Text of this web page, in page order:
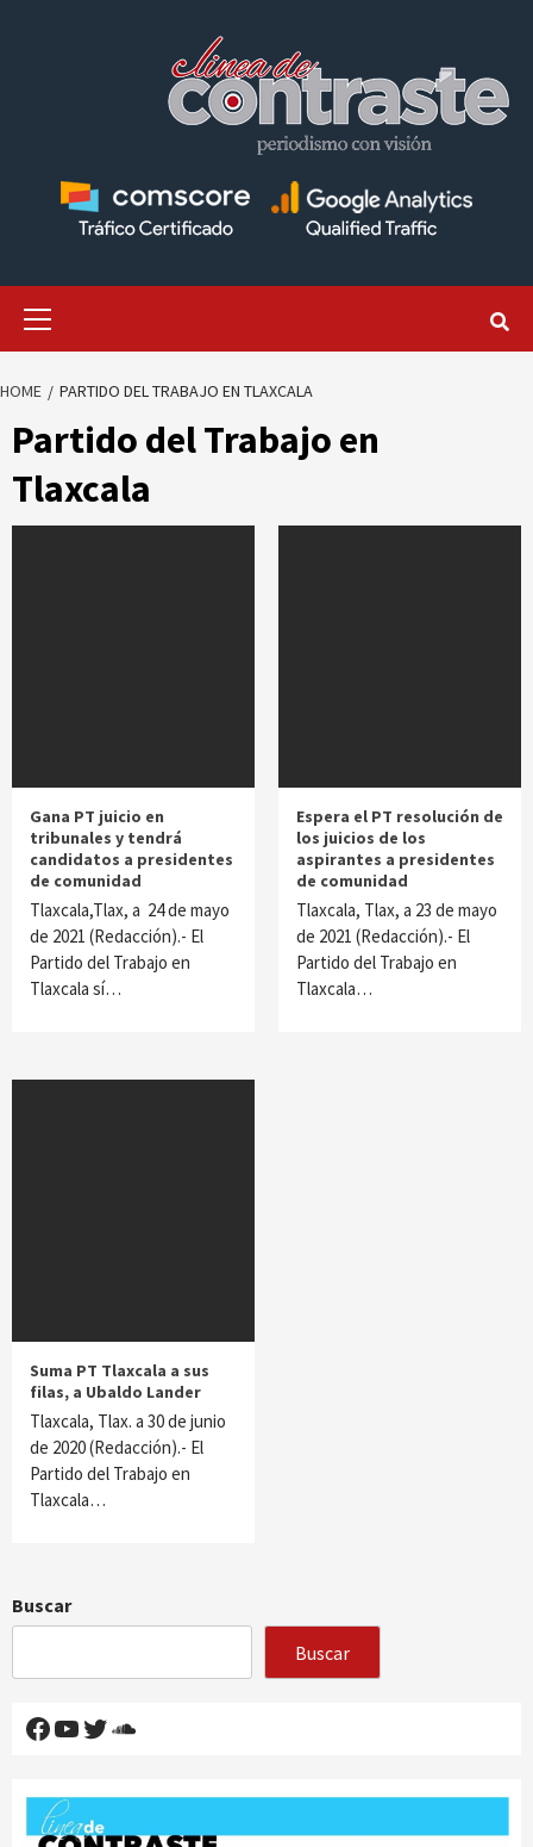
HOME PARTIDO DEL TRABAJO EN TLAXCALA
Partido del Trabajo en
Tlaxcala
Gana PT juicio en
tribunales y tendrá
candidatos a presidentes
de comunidad
Tlaxcala,Tlax, a 24 de mayo
de 2021 (Redacción).- El
Partido del Trabajo en
Tlaxcala sí…
Espera el PT resolución de
los juicios de los
aspirantes a presidentes
de comunidad
Tlaxcala, Tlax, a 23 de mayo
de 2021 (Redacción).- El
Partido del Trabajo en
Tlaxcala…
Suma PT Tlaxcala a sus
filas, a Ubaldo Lander
Tlaxcala, Tlax. a 30 de junio
de 2020 (Redacción).- El
Partido del Trabajo en
Tlaxcala…
Buscar
Buscar
Facebook
YouTube
Twitter
SoundCloud